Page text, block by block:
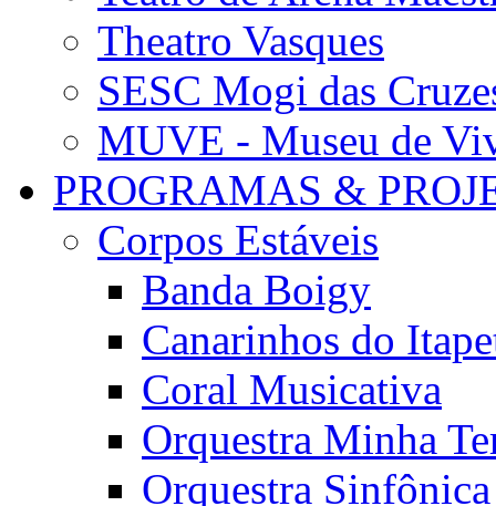
Theatro Vasques
SESC Mogi das
MUVE - Museu de
PROGRAMAS &
Corpos Estáveis
Banda Boigy
Canarinhos do
Coral Musicativa
Orquestra Minha
Orquestra